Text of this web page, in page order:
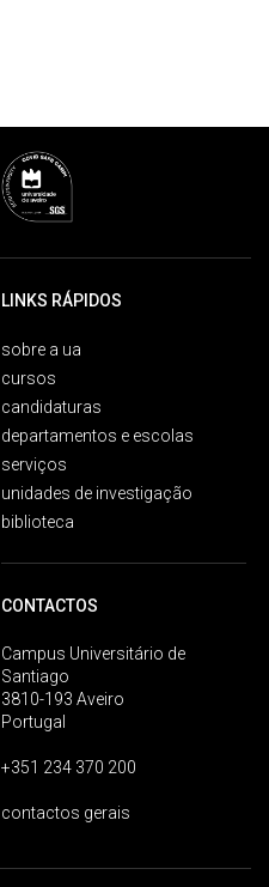
LINKS RÁPIDOS
sobre a ua
cursos
candidaturas
departamentos e escolas
serviços
unidades de investigação
biblioteca
CONTACTOS
Campus Universitário de
Santiago
3810-193 Aveiro
Portugal
+351 234 370 200
contactos gerais